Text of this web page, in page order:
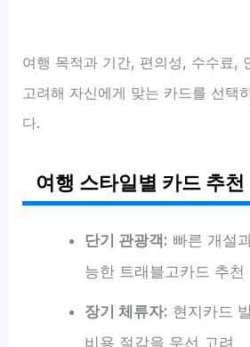
여행 목적과 기간, 편의성, 수수료,
고려해 자신에게 맞는 카드를 선택
다.
여행 스타일별 카드 추천
단기 관광객: 빠른 개설
능한 트래블고카드 추천
장기 체류자: 현지카드
비용 절감을 우선 고려